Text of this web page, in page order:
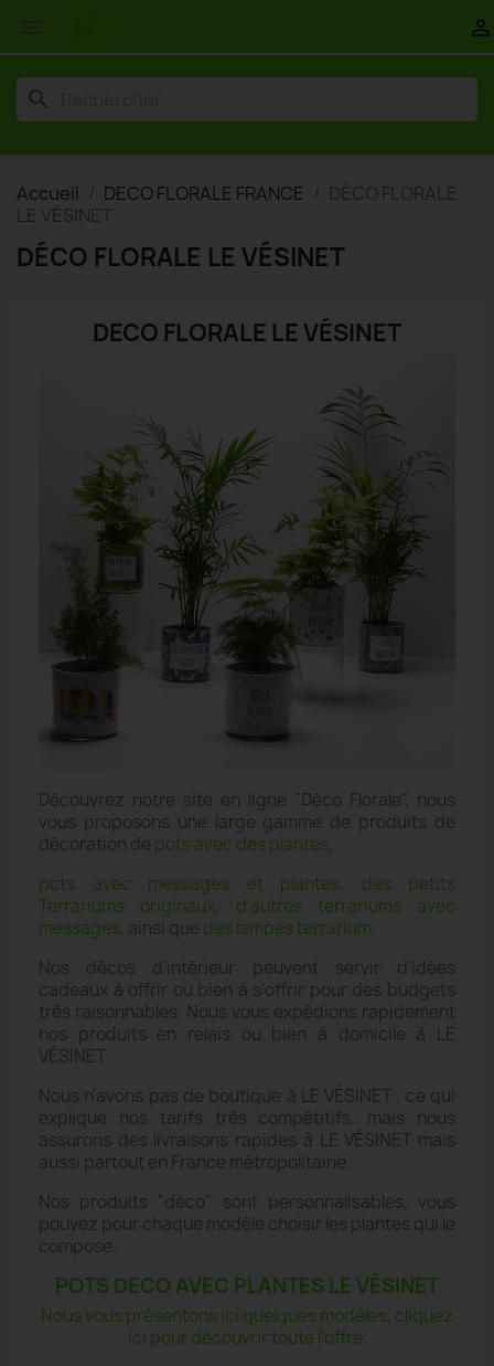

search
Accueil DECO FLORALE FRANCE
DÉCO FLORALE
LE VÉSINET
DÉCO FLORALE LE VÉSINET
DECO FLORALE LE VÉSINET
Découvrez notre site en ligne "Déco Florale", nous
vous proposons une large gamme de produits de
décoration de pots avec des plantes,
pots avec messages et plantes, des petits
Terrariums originaux, d'autres terrariums avec
messages, ainsi que des lampes terrarium
Nos décos d'intérieur peuvent servir d'idées
cadeaux à offrir ou bien à s'offrir pour des budgets
très raisonnables. Nous vous expédions rapidement
nos produits en relais ou bien à domicile à LE
VÉSINET .
Nous n'avons pas de boutique à LE VÉSINET , ce qui
explique nos tarifs très compétitifs, mais nous
assurons des livraisons rapides à LE VÉSINET mais
aussi partout en France métropolitaine.
Nos produits "déco" sont personnalisables, vous
pouvez pour chaque modèle choisir les plantes qui le
compose.
POTS DECO AVEC PLANTES LE VÉSINET
Nous vous présentons ici quelques modèles, cliquez
ici pour découvrir toute l'offre.